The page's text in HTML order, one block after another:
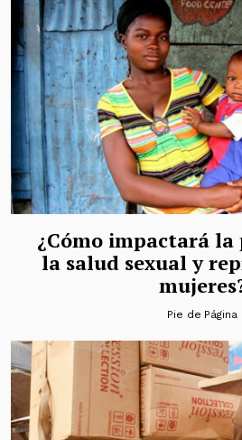
¿Cómo impactará la
la salud sexual y
Pie de Página